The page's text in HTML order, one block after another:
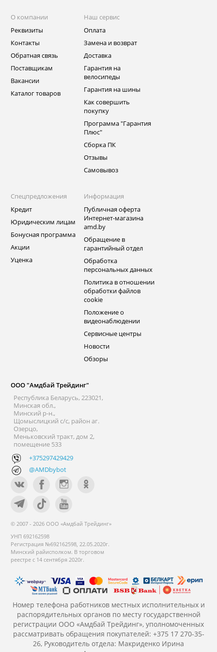
О компании
Реквизиты
Контакты
Обратная связь
Поставщикам
Вакансии
Каталог товаров
Наш сервис
Оплата
Замена и возврат
Доставка
Гарантия на
велосипеды
Гарантия на шины
Как совершить
покупку
Программа "Гарантия
Плюс"
Сборка ПК
Отзывы
Самовывоз
Спецпредложения
Кредит
Юридическим лицам
Бонусная программа
Акции
Уценка
Информация
Публичная оферта
Интернет-магазина
amd.by
Обращение в
гарантийный отдел
Обработка
персональных данных
Политика в отношении
обработки файлов
cookie
Положение о
видеонаблюдении
Сервисные центры
Новости
Обзоры
ООО "Амдбай Трейдинг"
Республика Беларусь, 223021,
Минская обл.,
Минский р-н.,
Щомыслицкий с/с, район аг.
Озерцо,
Меньковский тракт, дом 2,
помещение 533
+375297429429
@AMDbybot
© 2007 - 2026 ООО «Амдбай Трейдинг»
УНП 692162598
Регистрация №692162598, 22.05.2020г.
Минский райисполком. В торговом
реестре с 14 сентября 2020г.
Номер телефона работников местных исполнительных и
распорядительных органов по месту государственной
регистрации ООО «Амдбай Трейдинг», уполномоченных
рассматривать обращения покупателей: +375 17 270-35-
26, Руководитель отдела: Макриденко Ирина